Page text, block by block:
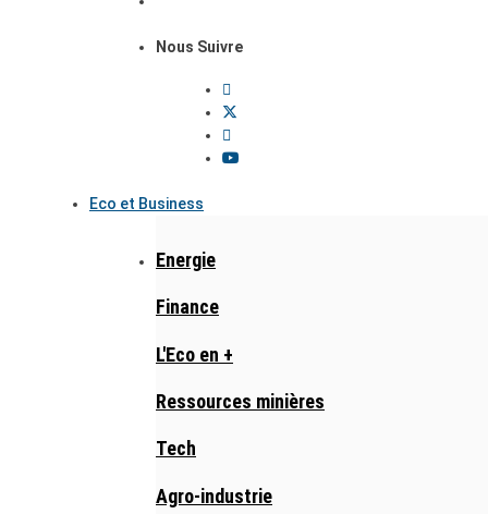
Nous Suivre
Eco et Business
Energie
Finance
L'Eco en +
Ressources minières
Tech
Agro-industrie